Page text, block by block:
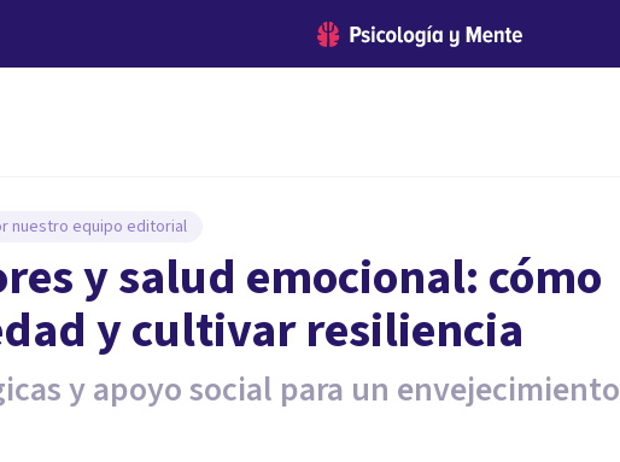
nuestro equipo editorial
y salud emocional: cómo
y cultivar resiliencia
y apoyo social para un envejecimiento